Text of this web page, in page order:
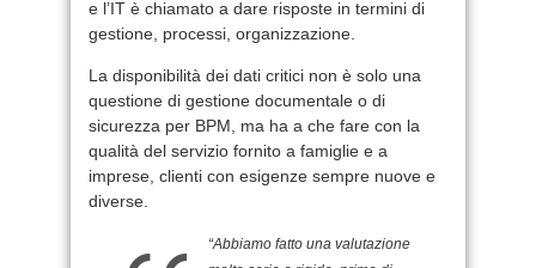
e l’IT è chiamato a dare risposte in termini di
gestione, processi, organizzazione.
La disponibilità dei dati critici non è solo una
questione di gestione documentale o di
sicurezza per BPM, ma ha a che fare con la
qualità del servizio fornito a famiglie e a
imprese, clienti con esigenze sempre nuove e
diverse.
“Abbiamo fatto una valutazione